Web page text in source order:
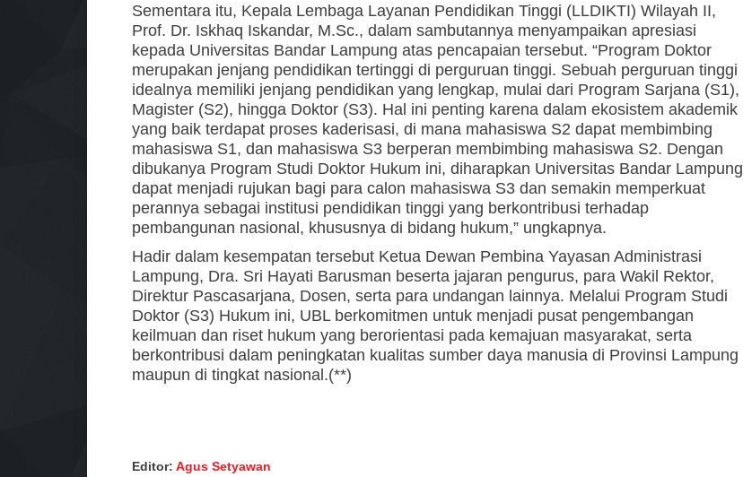
Sementara itu, Kepala Lembaga Layanan Pendidikan Tinggi (LLDIKTI) Wilayah II,
Prof. Dr. Iskhaq Iskandar, M.Sc., dalam sambutannya menyampaikan apresiasi
kepada Universitas Bandar Lampung atas pencapaian tersebut. “Program Doktor
merupakan jenjang pendidikan tertinggi di perguruan tinggi. Sebuah perguruan tinggi
idealnya memiliki jenjang pendidikan yang lengkap, mulai dari Program Sarjana (S1),
Magister (S2), hingga Doktor (S3). Hal ini penting karena dalam ekosistem akademik
yang baik terdapat proses kaderisasi, di mana mahasiswa S2 dapat membimbing
mahasiswa S1, dan mahasiswa S3 berperan membimbing mahasiswa S2. Dengan
dibukanya Program Studi Doktor Hukum ini, diharapkan Universitas Bandar Lampung
dapat menjadi rujukan bagi para calon mahasiswa S3 dan semakin memperkuat
perannya sebagai institusi pendidikan tinggi yang berkontribusi terhadap
pembangunan nasional, khususnya di bidang hukum,” ungkapnya.
Hadir dalam kesempatan tersebut Ketua Dewan Pembina Yayasan Administrasi
Lampung, Dra. Sri Hayati Barusman beserta jajaran pengurus, para Wakil Rektor,
Direktur Pascasarjana, Dosen, serta para undangan lainnya. Melalui Program Studi
Doktor (S3) Hukum ini, UBL berkomitmen untuk menjadi pusat pengembangan
keilmuan dan riset hukum yang berorientasi pada kemajuan masyarakat, serta
berkontribusi dalam peningkatan kualitas sumber daya manusia di Provinsi Lampung
maupun di tingkat nasional.(**)
Editor: Agus Setyawan